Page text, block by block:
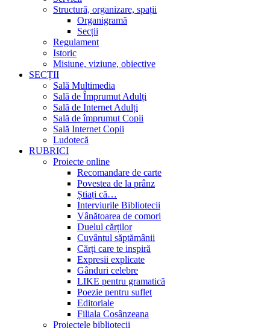
Structură, organizare, spații
Organigramă
Secții
Regulament
Istoric
Misiune, viziune, obiective
SECȚII
Sală Multimedia
Sală de Împrumut Adulți
Sală de Internet Adulți
Sală de împrumut Copii
Sală Internet Copii
Ludotecă
RUBRICI
Proiecte online
Recomandare de carte
Povestea de la prânz
Știați că…
Interviurile Bibliotecii
Vânătoarea de comori
Duelul cărților
Cuvântul săptămânii
Cărți care te inspiră
Expresii explicate
Gânduri celebre
LIKE pentru gramatică
Poezie pentru suflet
Editoriale
Filiala Cosânzeana
Proiectele bibliotecii